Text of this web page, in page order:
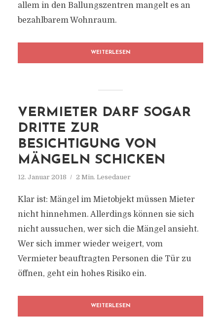
allem in den Ballungszentren mangelt es an
bezahlbarem Wohnraum.
WEITERLESEN
VERMIETER DARF SOGAR
DRITTE ZUR
BESICHTIGUNG VON
MÄNGELN SCHICKEN
12. Januar 2018 2 Min. Lesedauer
Klar ist: Mängel im Mietobjekt müssen Mieter
nicht hinnehmen. Allerdings können sie sich
nicht aussuchen, wer sich die Mängel ansieht.
Wer sich immer wieder weigert, vom
Vermieter beauftragten Personen die Tür zu
öffnen, geht ein hohes Risiko ein.
WEITERLESEN